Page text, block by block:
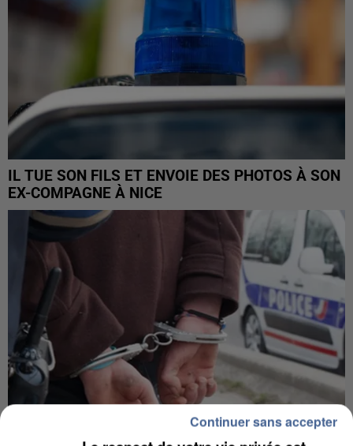
IL TUE SON FILS ET ENVOIE DES PHOTOS À SON
EX-COMPAGNE À NICE
Continuer sans accepter